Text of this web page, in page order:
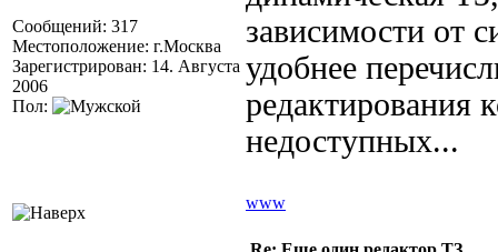
Сообщений: 317
Местоположение: г.Москва
Зарегистрирован: 14. Августа
2006
Пол:
зависимости от
удобнее
редактирования
недоступных...
www